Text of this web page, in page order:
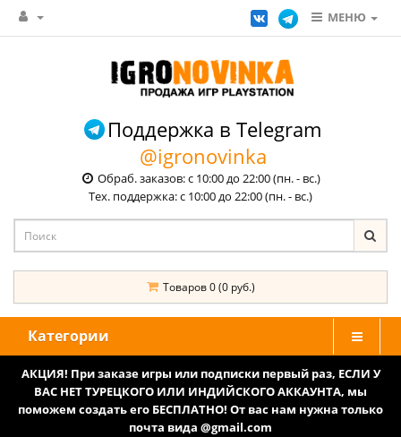
МЕНЮ
Поддержка в Telegram
@igronovinka
Обраб. заказов: с 10:00 до 22:00 (пн. - вс.)
Тех. поддержка: с 10:00 до 22:00 (пн. - вс.)
Товаров 0 (0 руб.)
Категории
АКЦИЯ! При заказе игры или подписки первый раз, ЕСЛИ У
ВАС НЕТ ТУРЕЦКОГО ИЛИ ИНДИЙСКОГО АККАУНТА, мы
поможем создать его БЕСПЛАТНО! От вас нам нужна только
почта вида @gmail.com